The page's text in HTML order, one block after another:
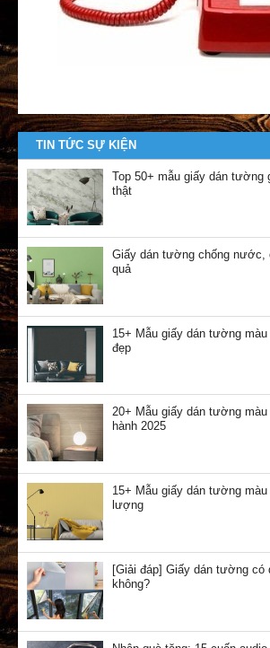
TIN TỨC SỰ KIỆN
Top 50+ mẫu giấy dán tường
thật
Giấy dán tường chống nước,
quả
15+ Mẫu giấy dán tường
đẹp
20+ Mẫu giấy dán tường
hành 2025
15+ Mẫu giấy dán tường
lượng
[Giải đáp] Giấy dán tường
không?